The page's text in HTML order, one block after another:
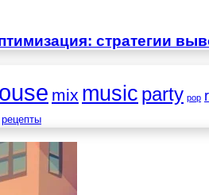
стратегии
mix music party pop
рецепты